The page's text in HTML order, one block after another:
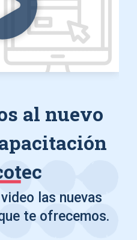
al nuevo
las nuevas
te ofrecemos.